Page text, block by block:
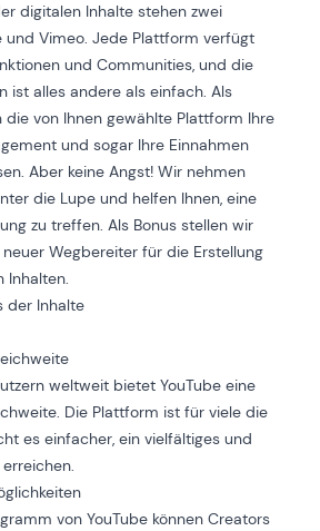
digitalen Inhalte stehen zwei
und Vimeo. Jede Plattform verfügt
und Communities, und die
ist alles andere als einfach. Als
die von Ihnen gewählte Plattform Ihre
und sogar Ihre Einnahmen
Aber keine Angst! Wir nehmen
die Lupe und helfen Ihnen, eine
zu treffen. Als Bonus stellen wir
neuer Wegbereiter für die Erstellung
Inhalten.
der Inhalte
weltweit bietet YouTube eine
Die Plattform ist für viele die
es einfacher, ein vielfältiges und
von YouTube können Creators